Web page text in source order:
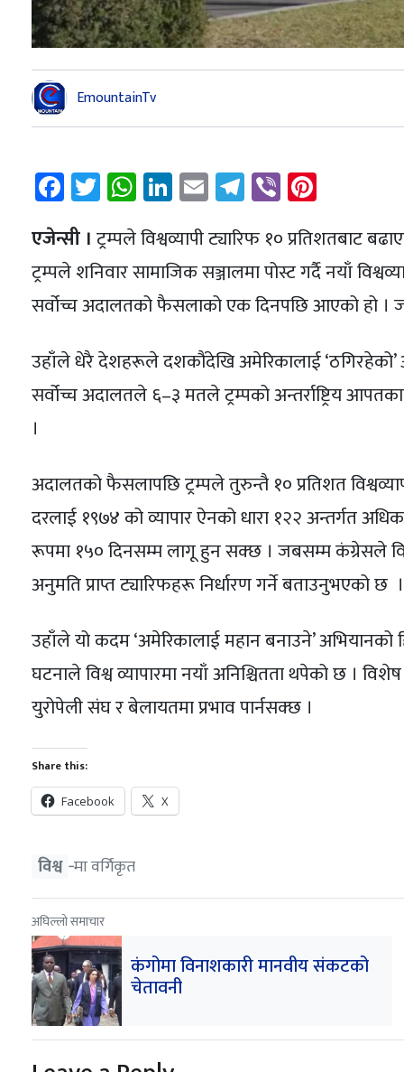
EmountainTv
Facebook
Twitter
WhatsApp
LinkedIn
EmailTelegram
ViberPinterest
एजेन्सी । ट्रम्पले विश्वव्यापी ट्यारिफ १० प्रतिशतबाट
ट्रम्पले शनिवार सामाजिक सञ्जालमा पोस्ट गर्दै नयाँ
सर्वोच्च अदालतको फैसलाको एक दिनपछि आएको हो ।
उहाँले धेरै देशहरूले दशकौंदेखि अमेरिकालाई
सर्वोच्च अदालतले ६–३ मतले ट्रम्पको अन्तर्राष्ट्रिय
।
अदालतको फैसलापछि ट्रम्पले तुरुन्तै १० प्रतिशत
दरलाई १९७४ को व्यापार ऐनको धारा १२२ अन्तर्गत
रूपमा १५० दिनसम्म लागू हुन सक्छ । जबसम्म कंग्रेसले
अनुमति प्राप्त ट्यारिफहरू निर्धारण गर्ने बताउनुभएको छ ।
उहाँले यो कदम ‘अमेरिकालाई महान बनाउने’
घटनाले विश्व व्यापारमा नयाँ अनिश्चितता थपेको छ ।
युरोपेली संघ र बेलायतमा प्रभाव पार्नसक्छ ।
Share this:
Facebook X
विश्व ‐मा वर्गिकृत
अघिल्लो समाचार
कंगोमा विनाशकारी मानवीय संकटको
चेतावनी